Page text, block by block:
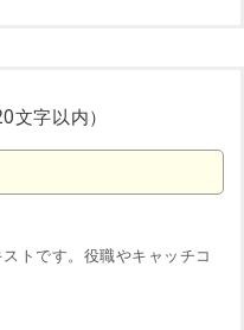
文字以内）
トです。役職やキャッチコ